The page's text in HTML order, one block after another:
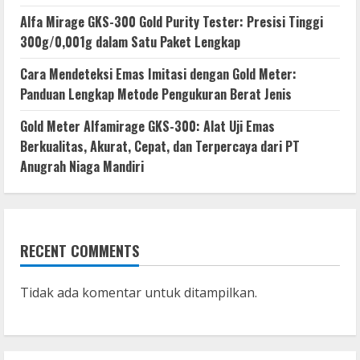
Alfa Mirage GKS-300 Gold Purity Tester: Presisi Tinggi
300g/0,001g dalam Satu Paket Lengkap
Cara Mendeteksi Emas Imitasi dengan Gold Meter:
Panduan Lengkap Metode Pengukuran Berat Jenis
Gold Meter Alfamirage GKS-300: Alat Uji Emas
Berkualitas, Akurat, Cepat, dan Terpercaya dari PT
Anugrah Niaga Mandiri
RECENT COMMENTS
Tidak ada komentar untuk ditampilkan.